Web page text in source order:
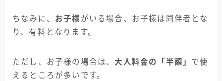
ちなみに、 お子様 がいる場合、お子様は同伴者とな
り、有料となります。
ただし、お子様の場合は、大人料金の「半額」 で使
えるところが多いです。